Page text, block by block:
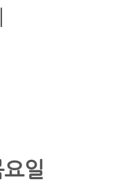
일